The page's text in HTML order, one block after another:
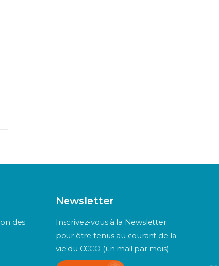
des
Newsletter
Inscrivez-vous à la Newsletter
pour être tenus au courant de la
vie du CCCO (un mail par mois)